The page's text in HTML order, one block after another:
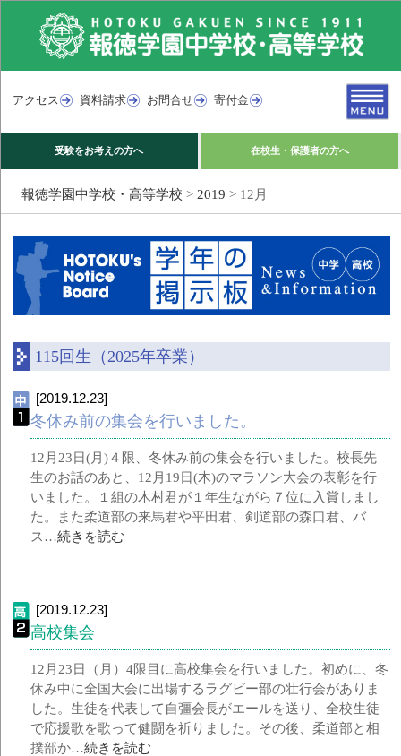
アクセス 資料請求 お問合せ 寄付金
受験をお考えの方へ 在校生・保護者の方へ
報徳学園中学校・高等学校 > 2019 > 12月
115回生（2025年卒業）
[2019.12.23]
冬休み前の集会を行いました。
12月23日(月)４限、冬休み前の集会を行いました。校長先
生のお話のあと、12月19日(木)のマラソン大会の表彰を行
いました。１組の木村君が１年生ながら７位に入賞しまし
た。また柔道部の来馬君や平田君、剣道部の森口君、バ
ス…続きを読む
[2019.12.23]
高校集会
12月23日（月）4限目に高校集会を行いました。初めに、冬
休み中に全国大会に出場するラグビー部の壮行会がありま
した。生徒を代表して自彊会長がエールを送り、全校生徒
で応援歌を歌って健闘を祈りました。その後、柔道部と相
撲部か…続きを読む